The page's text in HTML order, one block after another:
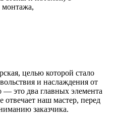
монтажа,
целью которой стало
и наслаждения от
— это два главных элемента
отвечает наш мастер, перед
заказчика.